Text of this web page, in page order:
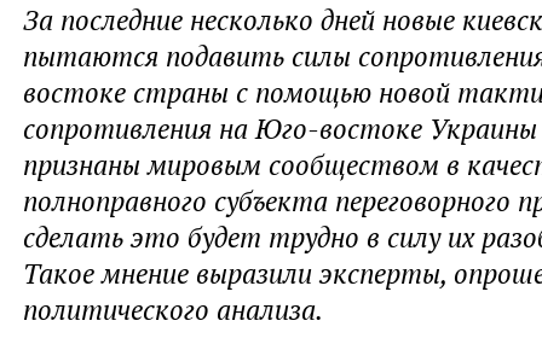
За последние несколько дней новые
пытаются подавить силы
востоке страны с помощью новой
сопротивления на Юго-востоке
признаны мировым сообществом в
полноправного субъекта переговорного
сделать это будет трудно в силу их
Такое мнение выразили эксперты,
политического анализа.